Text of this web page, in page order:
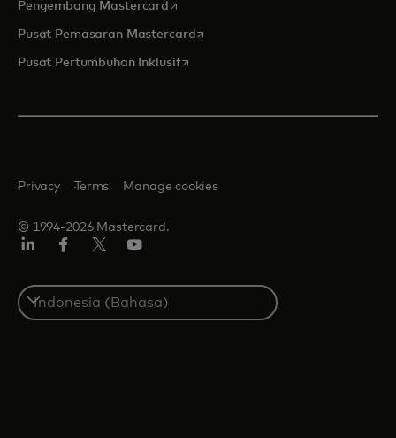
Pengembang Mastercard opens in a new tab
Pusat Pemasaran Mastercardopens in a new tab
Pusat Pertumbuhan Inklusifopens in a new tab
© 1994-2026 Mastercard.
Privacy Terms Manage cookies
Select
a
country